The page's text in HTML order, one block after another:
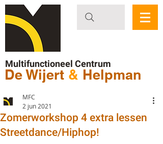
Multifunctioneel Centrum
De Wijert & Helpman
Zomerworkshop 4 extra lessen
Streetdance/Hiphop!
MFC
2 jun 2021